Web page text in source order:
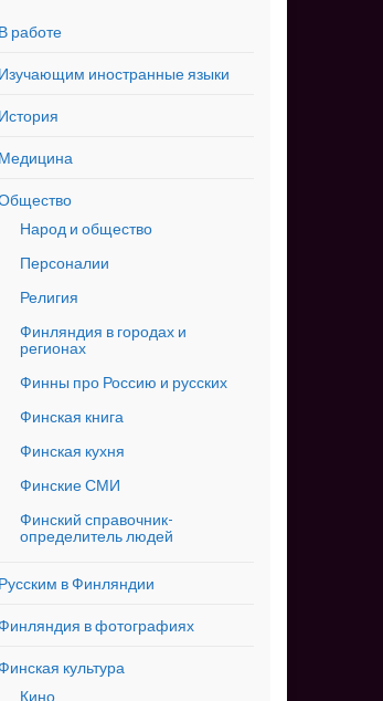
В работе
Изучающим иностранные языки
История
Медицина
Народ и общество
Персоналии
Религия
Финляндия в городах и
регионах
Финны про Россию и русских
Финская книга
Финская кухня
Финские СМИ
Финский справочник-
определитель людей
Русским в Финляндии
в фотографиях
культура
Кино